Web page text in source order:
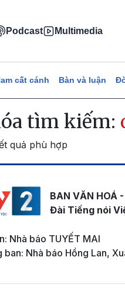
Podcast Multimedia
cất cánh Bàn và luận
tìm kiếm:
quả phù hợp
BAN VĂN HOÁ
Đài Tiếng nói
Nhà báo TUYẾT MAI
ban: Nhà báo Hồng Lan,